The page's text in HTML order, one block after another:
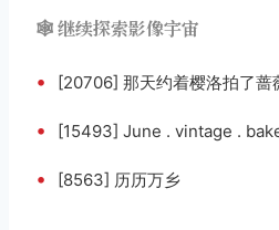
🕸️ 继续探索影像宇宙
• [20706] 那天约着樱洛拍了蔷
• [15493] June . vintage .
• [8563] 历历万乡